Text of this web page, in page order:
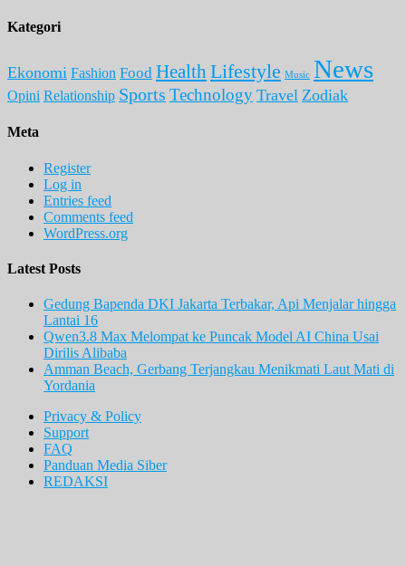
Kategori
Ekonomi Fashion Food Health Lifestyle Music News
Opini Relationship Sports Technology Travel Zodiak
Meta
Register
Log in
Entries feed
Comments feed
WordPress.org
Latest Posts
Gedung Bapenda DKI Jakarta Terbakar, Api Menjalar hingga
Lantai 16
Qwen3.8 Max Melompat ke Puncak Model AI China Usai
Dirilis Alibaba
Amman Beach, Gerbang Terjangkau Menikmati Laut Mati di
Yordania
Privacy & Policy
Support
FAQ
Panduan Media Siber
REDAKSI